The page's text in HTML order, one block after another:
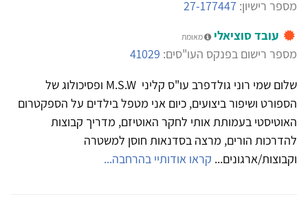
מספר רישיון: 27-177447
עובד סוציאלי
מאומת
מספר רישום בפנקס העו"סים: 41029
שלום שמי רוני גולדפרב עו"ס קליני M.S.W ופסיכולוג של
הספורט ושיפור ביצועים, כיום אני מטפל בילדים על הספקטרום
האוטיסטי בעמותת אותי לחקר האוטיזם, מדריך קבוצות
להדרכות הורים, מרצה בסדנאות חוסן למשטרה
וקבוצות/ארגונים... קראו אודותיי בהרחבה...